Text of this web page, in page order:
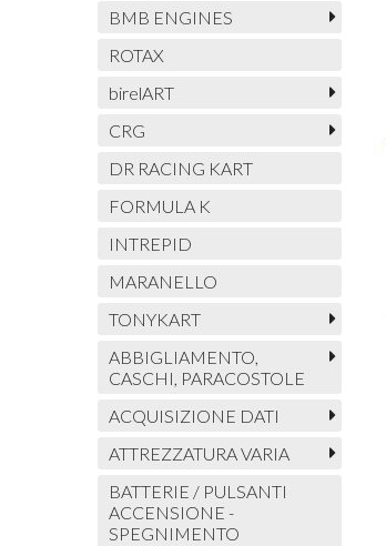
BMB ENGINES
ROTAX
birelART
CRG
DR RACING KART
FORMULA K
INTREPID
MARANELLO
TONYKART
ABBIGLIAMENTO,
CASCHI, PARACOSTOLE
ACQUISIZIONE DATI
ATTREZZATURA VARIA
BATTERIE / PULSANTI
ACCENSIONE -
SPEGNIMENTO